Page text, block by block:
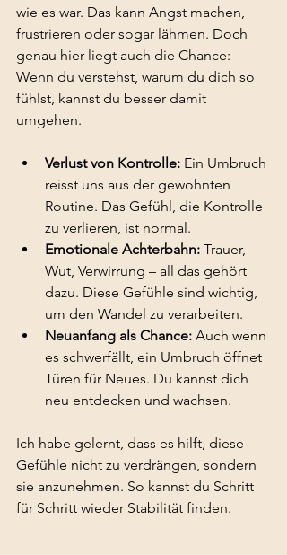
wie es war. Das kann Angst machen,
frustrieren oder sogar lähmen. Doch
genau hier liegt auch die Chance:
Wenn du verstehst, warum du dich so
fühlst, kannst du besser damit
umgehen.
Verlust von Kontrolle: Ein Umbruch
reisst uns aus der gewohnten
Routine. Das Gefühl, die Kontrolle
zu verlieren, ist normal.
Emotionale Achterbahn: Trauer,
Wut, Verwirrung – all das gehört
dazu. Diese Gefühle sind wichtig,
um den Wandel zu verarbeiten.
Neuanfang als Chance: Auch wenn
es schwerfällt, ein Umbruch öffnet
Türen für Neues. Du kannst dich
neu entdecken und wachsen.
Ich habe gelernt, dass es hilft, diese
Gefühle nicht zu verdrängen, sondern
sie anzunehmen. So kannst du Schritt
für Schritt wieder Stabilität finden.